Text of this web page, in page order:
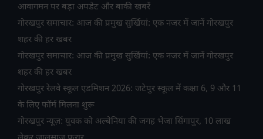
आवागमन पर बड़ा अपडेट और बाकी खबरें
गोरखपुर समाचार: आज की प्रमुख सुर्खियां: एक नजर में जानें गोरखपुर
शहर की हर खबर
गोरखपुर समाचार: आज की प्रमुख सुर्खियां: एक नजर में जानें गोरखपुर
शहर की हर खबर
गोरखपुर रेलवे स्कूल एडमिशन 2026: जटेपुर स्कूल में कक्षा 6, 9 और 11
के लिए फॉर्म मिलना शुरू
गोरखपुर न्यूज़: युवक को अल्बेनिया की जगह भेजा सिंगापुर, 10 लाख